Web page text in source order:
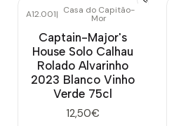
A12.001| Casa do Capitão-
Mor
Captain-Major's
House Solo Calhau
Rolado Alvarinho
2023 Blanco Vinho
Verde 75cl
12,50€